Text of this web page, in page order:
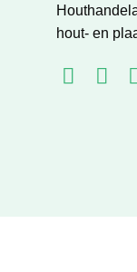
hout- en